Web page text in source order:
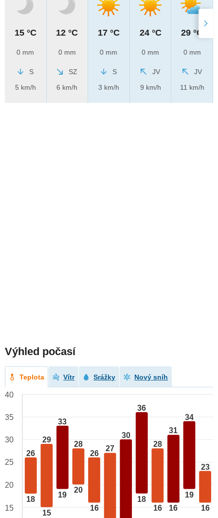
15 °C
0 mm
S
5 km/h
12 °C
0 mm
SZ
6 km/h
17 °C
0 mm
S
3 km/h
24 °C
0 mm
JV
9 km/h
29 °C
0 mm
JV
11 km/h
Výhled počasí
Teplota Vítr Srážky Nový sníh
26
18
29
15
33
19
28
20
26
16
27
30
36
18
28
16
31
16
34
19
23
16
40
35
30
25
20
15